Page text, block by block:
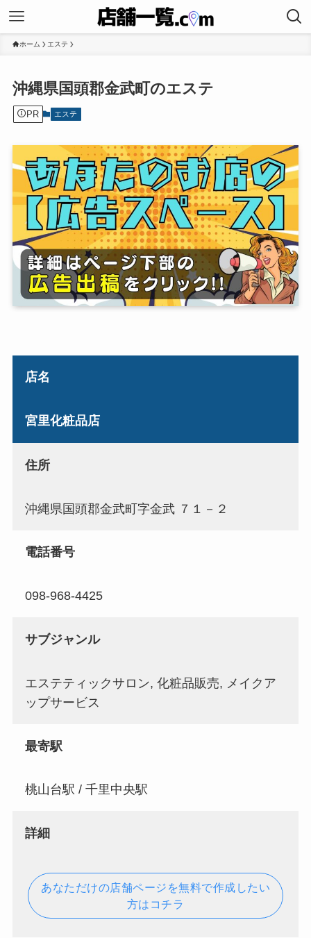
ホーム エステ
沖縄県国頭郡金武町のエステ
PR エステ
店名
宮里化粧品店
住所
沖縄県国頭郡金武町字金武 ７１－２
電話番号
098-968-4425
サブジャンル
エステティックサロン, 化粧品販売, メイクア
ップサービス
最寄駅
桃山台駅 / 千里中央駅
詳細
あなただけの店舗ページを無料で作成したい
方はコチラ